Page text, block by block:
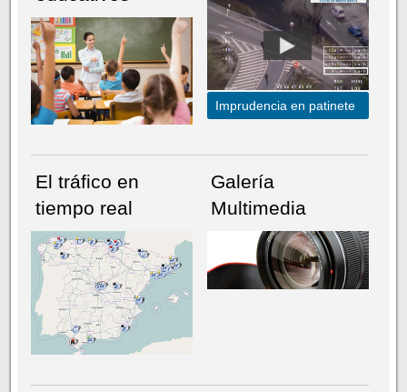
NÚMERO ACTUALHEMEROTECA
Imprudencia en patinete
El tráfico en
tiempo real
Galería
Multimedia